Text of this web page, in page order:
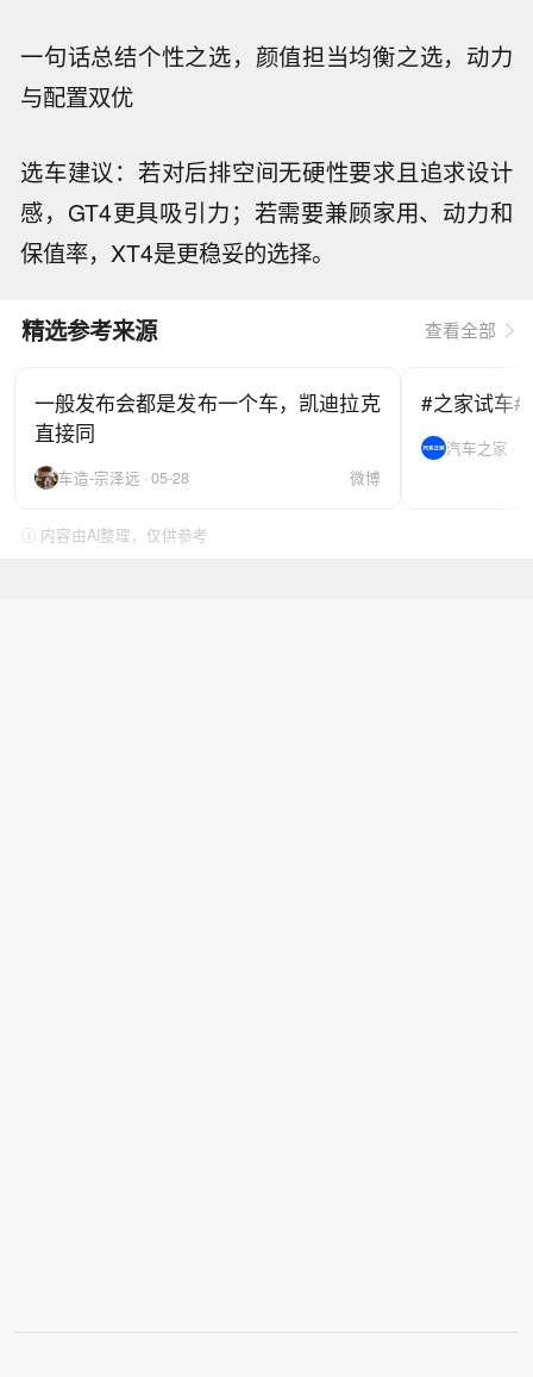
一句话总结个性之选，颜值担当均衡之选，动力
与配置双优
选车建议：若对后排空间无硬性要求且追求设计
感，GT4更具吸引力；若需要兼顾家用、动力和
保值率，XT4是更稳妥的选择。
精选参考来源 查看全部
一般发布会都是发布一个车，凯迪拉克
直接同
车造-宗泽远 · 05-28 微博
#之家试车
汽车之家 ·
ⓘ 内容由AI整理，仅供参考